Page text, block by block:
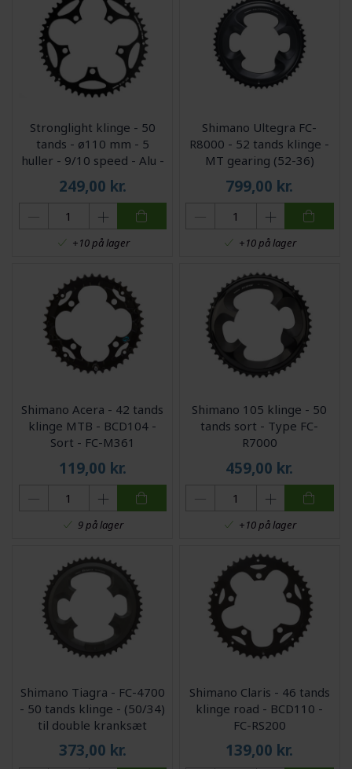
Stronglight klinge - 50
tands - ø110 mm - 5
huller - 9/10 speed - Alu -
Sort
249,00 kr.
+10 på lager
Shimano Ultegra FC-
R8000 - 52 tands klinge -
MT gearing (52-36)
799,00 kr.
+10 på lager
Shimano Acera - 42 tands
klinge MTB - BCD104 -
Sort - FC-M361
119,00 kr.
9 på lager
Shimano 105 klinge - 50
tands sort - Type FC-
R7000
459,00 kr.
+10 på lager
Shimano Tiagra - FC-4700
- 50 tands klinge - (50/34)
til double kranksæt
373,00 kr.
Shimano Claris - 46 tands
klinge road - BCD110 -
FC-RS200
139,00 kr.